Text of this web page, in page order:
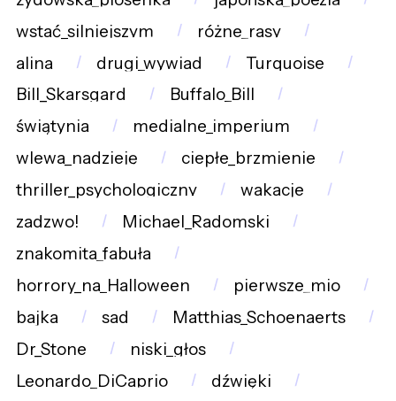
wstać_silniejszym
różne_rasy
alina
drugi_wywiad
Turquoise
Bill_Skarsgard
Buffalo_Bill
świątynia
medialne_imperium
wlewa_nadzieję
ciepłe_brzmienie
thriller_psychologiczny
wakacje
zadzwo!
Michael_Radomski
znakomita_fabuła
horrory_na_Halloween
pierwsze_mio
bajka
sad
Matthias_Schoenaerts
Dr_Stone
niski_głos
Leonardo_DiCaprio
dźwięki